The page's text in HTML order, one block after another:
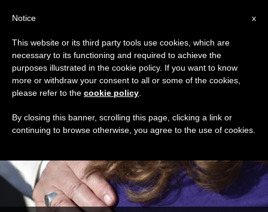
DAY
May 13th, 2022
DERNIÈRES NOUVELLES
x
Notice
This website or its third party tools use cookies, which are
necessary to its functioning and required to achieve the
purposes illustrated in the cookie policy. If you want to know
more or withdraw your consent to all or some of the cookies,
please refer to the cookie policy
By closing this banner, scrolling this page, clicking a link or
continuing to browse otherwise, you agree to the use of cookies.